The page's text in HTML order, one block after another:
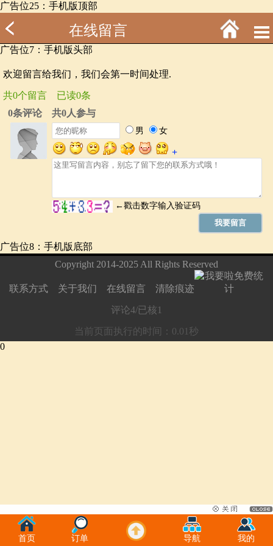
广告位25：手机版顶部
在线留言
广告位7：手机版头部
欢迎留言给我们，我们会第一时间处理.
共0个留言 已读0条
广告位8：手机版底部
Copyright 2014-2025 All Rights Reserved
联系方式 关于我们 在线留言 清除痕迹
评论4/已核1
当前页面执行的时间：0.01秒
首页 订单 导航 我的
0